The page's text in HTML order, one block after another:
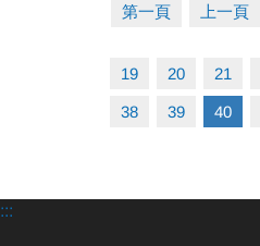
第一頁 上一頁
19 20 21
38 39 40
:::